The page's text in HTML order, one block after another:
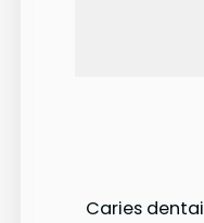
Caries